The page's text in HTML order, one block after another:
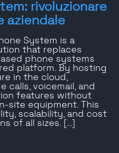
rivoluzionare
aziendale
System is a
that replaces
phone systems
platform. By hosting
in the cloud,
calls, voicemail, and
features without
site equipment. This
scalability, and cost
of all sizes. […]